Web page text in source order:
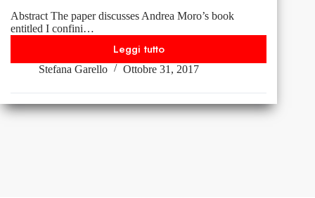
Abstract The paper discusses Andrea Moro’s book
entitled I confini…
Leggi tutto
Andrea
Moro,
confini
di
il
Stefana Garello Ottobre 31, 2017